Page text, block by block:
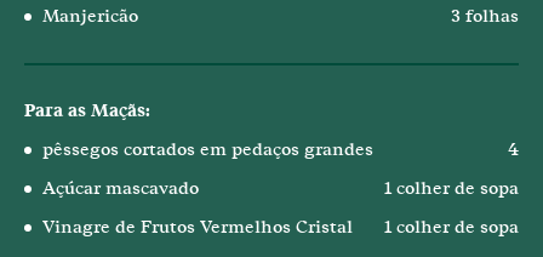
Manjericão 3 folhas
Para as Maçãs:
pêssegos cortados em pedaços grandes 4
Açúcar mascavado 1 colher de sopa
Vinagre de Frutos Vermelhos Cristal 1 colher de sopa